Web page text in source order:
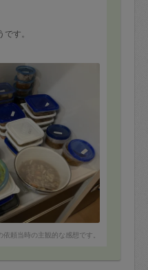
す。
依頼当時の主観的な感想です。